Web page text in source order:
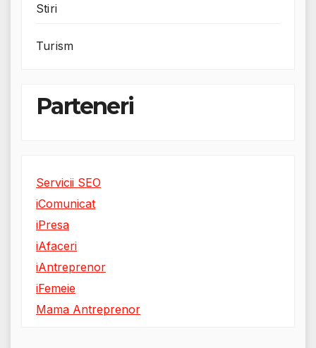
Stiri
Turism
Parteneri
Servicii SEO
iComunicat
iPresa
iAfaceri
iAntreprenor
iFemeie
Mama Antreprenor